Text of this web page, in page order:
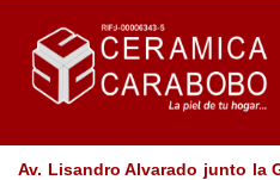
Av. Lisandro Alvarado junto la